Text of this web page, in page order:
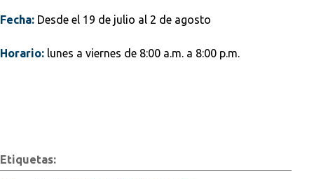
Fecha: Desde el 19 de julio al 2 de agosto
Horario: lunes a viernes de 8:00 a.m. a 8:00 p.m.
Etiquetas: